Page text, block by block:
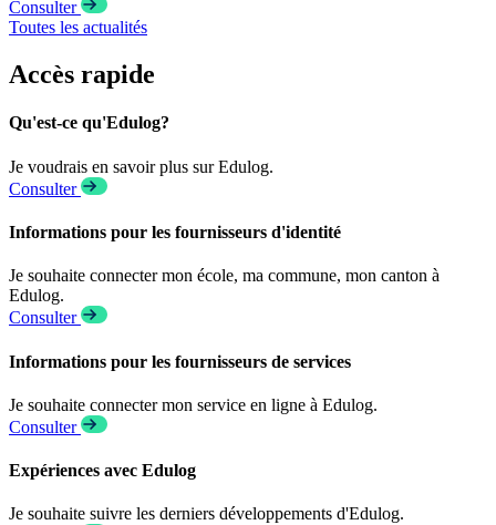
Consulter
Toutes les actualités
Accès rapide
Qu'est-ce qu'Edulog?
Je voudrais en savoir plus sur Edulog.
Consulter
Informations pour les fournisseurs d'identité
Je souhaite connecter mon école, ma commune, mon canton à
Edulog.
Consulter
Informations pour les fournisseurs de services
Je souhaite connecter mon service en ligne à Edulog.
Consulter
Expériences avec Edulog
Je souhaite suivre les derniers développements d'Edulog.